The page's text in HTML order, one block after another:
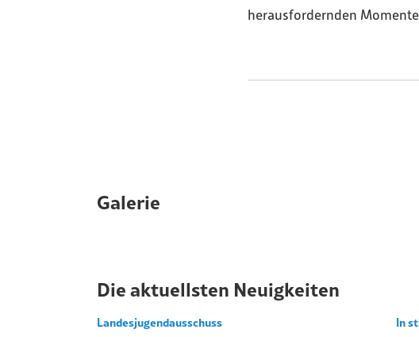
herausfordernden
Galerie
Die aktuellsten Neuigkeiten
Landesjugendausschuss In